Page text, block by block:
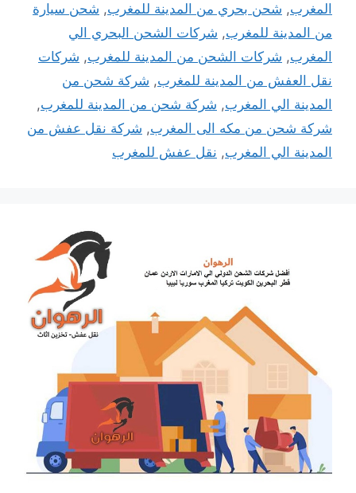
المغرب, شحن بحري من المدينة للمغرب, شحن سيارة
من المدينة للمغرب, شركات الشحن البحري الي
المغرب, شركات الشحن من المدينة للمغرب, شركات
نقل العفش من المدينة للمغرب, شركة شحن من
المدينة الي المغرب, شركة شحن من المدينة للمغرب,
شركة شحن من مكه الى المغرب, شركة نقل عفش من
المدينة الي المغرب, نقل عفش للمغرب